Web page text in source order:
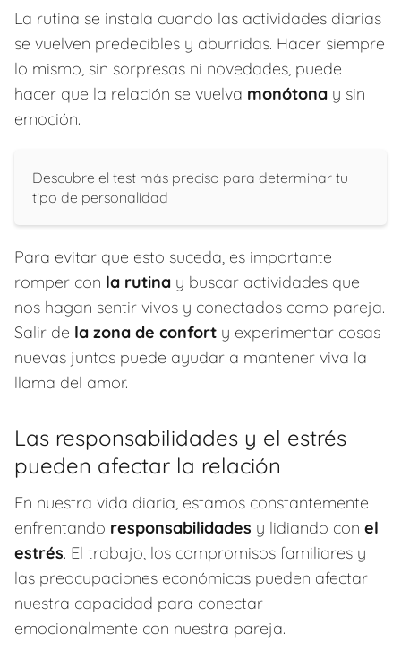
La rutina se instala cuando las actividades diarias
se vuelven predecibles y aburridas. Hacer siempre
lo mismo, sin sorpresas ni novedades, puede
hacer que la relación se vuelva monótona y sin
emoción.
Descubre el test más preciso para determinar tu
tipo de personalidad
Para evitar que esto suceda, es importante
romper con la rutina y buscar actividades que
nos hagan sentir vivos y conectados como pareja.
Salir de la zona de confort y experimentar cosas
nuevas juntos puede ayudar a mantener viva la
llama del amor.
Las responsabilidades y el estrés
pueden afectar la relación
En nuestra vida diaria, estamos constantemente
enfrentando responsabilidades y lidiando con el
estrés. El trabajo, los compromisos familiares y
las preocupaciones económicas pueden afectar
nuestra capacidad para conectar
emocionalmente con nuestra pareja.